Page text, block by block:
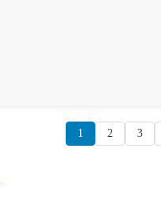
1 2 3